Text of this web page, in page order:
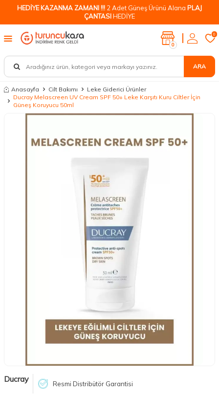
HEDİYE KAZANMA ZAMANI !!! 2 Adet Güneş Ürünü Alana PLAJ
ÇANTASIHEDİYE
ARA
0
0
Anasayfa Cilt Bakımı
Leke Giderici Ürünler
Ducray Melascreen UV Cream SPF 50+ Leke Karşıtı Kuru Ciltler İçin
Güneş Koruyucu 50ml
Ducray Resmi Distribütör Garantisi